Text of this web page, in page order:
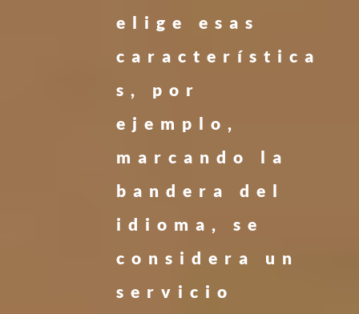
elige esas
característica
s, por
ejemplo,
marcando la
bandera del
idioma, se
considera un
servicio